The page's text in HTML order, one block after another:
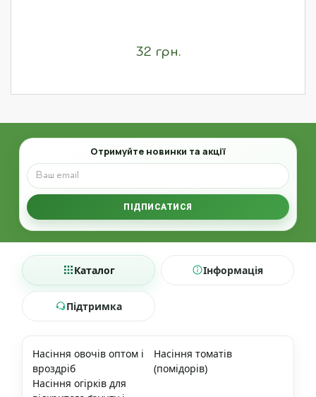
32 грн.
Email
Отримуйте новинки та акції
ПІДПИСАТИСЯ
Каталог Інформація
Підтримка
Насіння овочів оптом і
вроздріб
Насіння томатів
(помідорів)
Насіння огірків для